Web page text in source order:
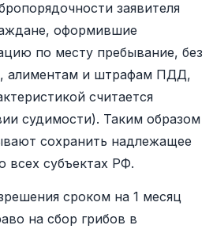
заявителя
оформившие
по месту пребывание, без
алиментам и штрафам ПДД,
считается
судимости). Таким образом
сохранить надлежащее
всех субъектах РФ.
сроком на 1 месяц
на сбор грибов в